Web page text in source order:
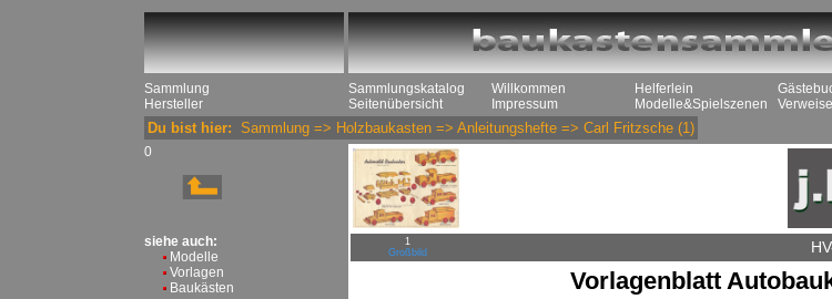
Sammlung
Hersteller
Sammlungskatalog
Seitenübersicht
Willkommen
Impressum
Helferlein
Modelle&Spielszenen
Verweise
Du bist hier: Sammlung => Holzbaukasten => Anleitungshefte => Carl Fritzsche (1)
0
siehe auch:
Modelle
Vorlagen
Baukästen
1
Großbild
Vorlagenblatt